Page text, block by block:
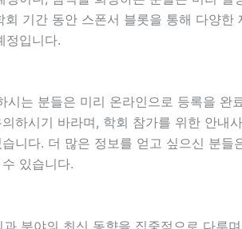
회 기간 동안 스폰서 블롯을 통해 다양한
정입니다.
시는 분들은 미리 온라인으로 등록을 완
하시기 바라며, 학회 참가를 위한 안내
니다. 더 많은 정보를 얻고 싶으신 분들
있습니다.
분야의 최신 동향을 집중적으로 다루